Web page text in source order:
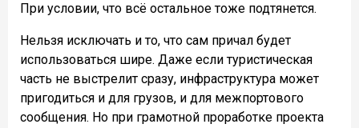
При условии, что всё остальное тоже подтянется.
Нельзя исключать и то, что сам причал будет
использоваться шире. Даже если туристическая
часть не выстрелит сразу, инфраструктура может
пригодиться и для грузов, и для межпортового
сообщения. Но при грамотной проработке проекта